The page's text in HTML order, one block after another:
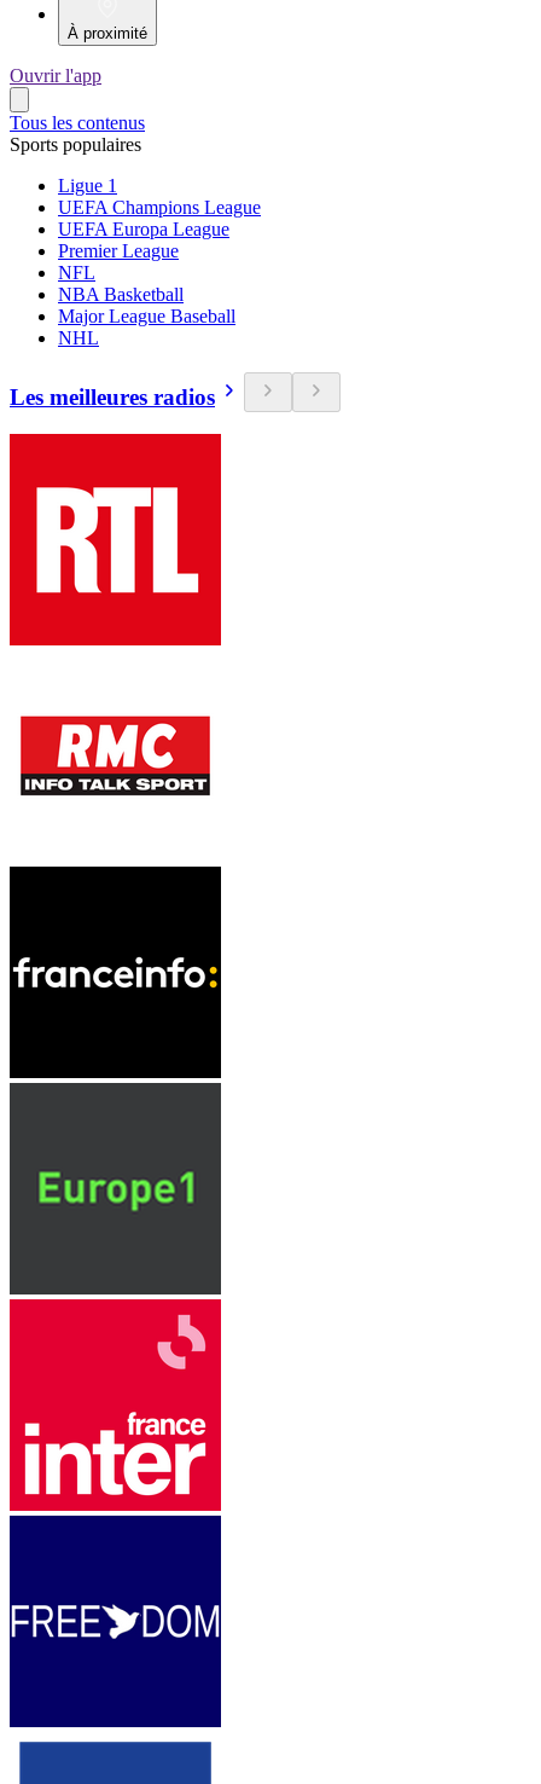
À proximité
Ouvrir l'app
Tous les contenus
Sports populaires
Ligue 1
UEFA Champions League
UEFA Europa League
Premier League
NFL
NBA Basketball
Major League Baseball
NHL
Les meilleures radios